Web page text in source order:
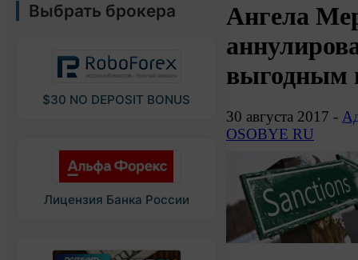
Выбрать брокера
$30 NO DEPOSIT BONUS
Лицензия Банка России
Ангела
выгодным
30 августа 2017 -
OSOBYE RU